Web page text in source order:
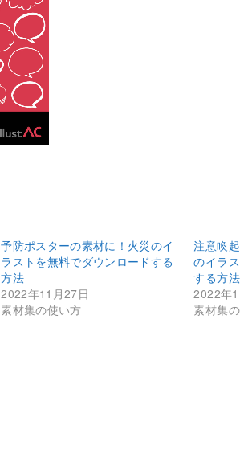
予防ポスターの素材に！火災のイ
ラストを無料でダウンロードする
方法
2022年11月27日
素材集の使い方
注意喚
のイラ
する方法
2022年
素材集